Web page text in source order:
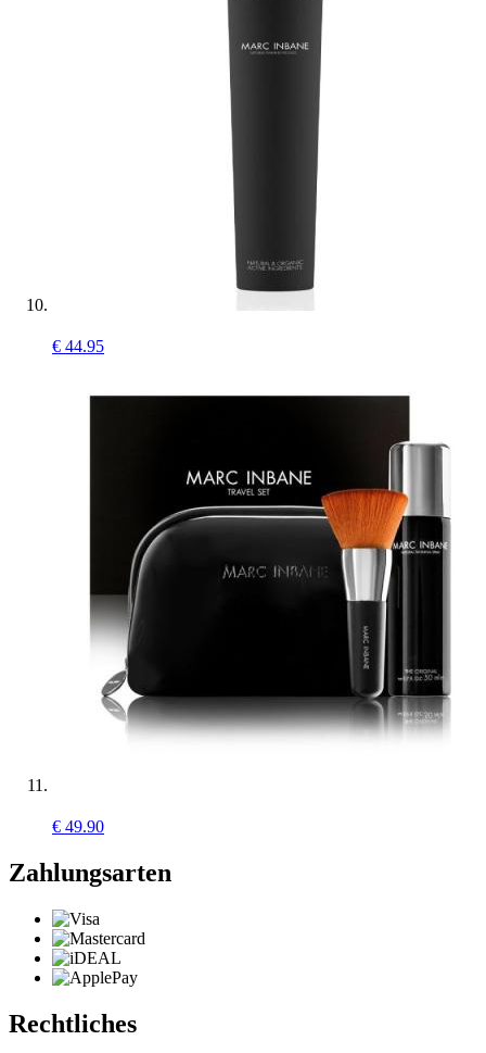
€ 44.95
€ 49.90
Zahlungsarten
Rechtliches